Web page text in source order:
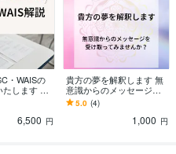
・WAISの
します 実
上！日常的
てている
6,500 円
貴方の夢を解釈します 無
意識からのメッセージを
受け取ってみませんか？
5.0 (4)
1,000 円